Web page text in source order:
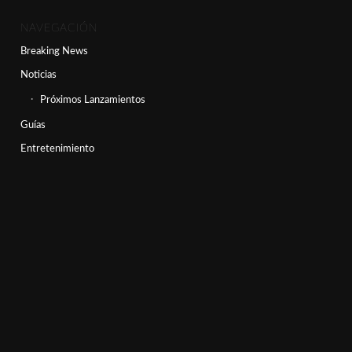
NAVEGACIÓN
Breaking News
Noticias
Próximos Lanzamientos
Guías
Entretenimiento